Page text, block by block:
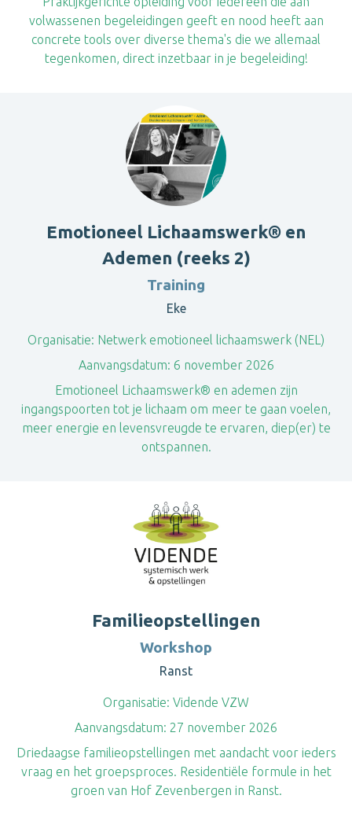
volwassenen begeleidingen geeft en nood heeft aan
concrete tools over diverse thema's die we allemaal
tegenkomen, direct inzetbaar in je begeleiding!
Emotioneel Lichaamswerk® en
Ademen (reeks 2)
Training
Eke
Organisatie: Netwerk emotioneel lichaamswerk (NEL)
Aanvangsdatum: 6 november 2026
Emotioneel Lichaamswerk® en ademen zijn
ingangspoorten tot je lichaam om meer te gaan voelen,
meer energie en levensvreugde te ervaren, diep(er) te
ontspannen.
Familieopstellingen
Workshop
Ranst
Organisatie: Vidende VZW
Aanvangsdatum: 27 november 2026
Driedaagse familieopstellingen met aandacht voor ieders
vraag en het groepsproces. Residentiële formule in het
groen van Hof Zevenbergen in Ranst.